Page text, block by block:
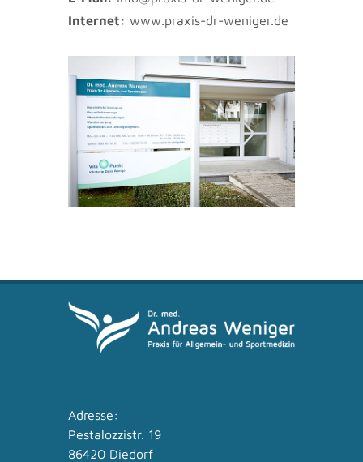
Internet: www.praxis-dr-weniger.de
Adresse:
Pestalozzistr. 19
86420 Diedorf